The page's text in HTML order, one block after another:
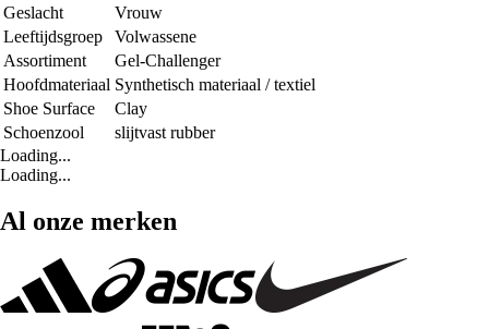
Geslacht
Vrouw
Leeftijdsgroep
Volwassene
Assortiment
Gel-Challenger
Hoofdmateriaal Synthetisch materiaal / textiel
Shoe Surface
Clay
Schoenzool
slijtvast rubber
Loading...
Loading...
Al onze merken